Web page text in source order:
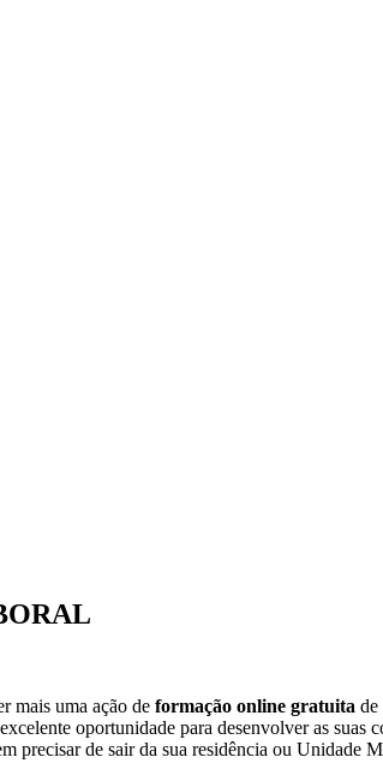
mais uma ação de formação online gratuita de
oportunidade para desenvolver as suas
precisar de sair da sua residência ou Unidade